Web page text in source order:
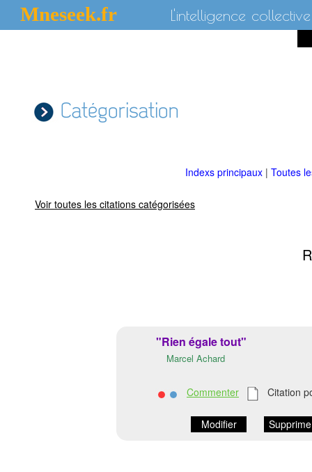
Mneseek.fr L'intelligence collective
Catégorisation
Indexs principaux | Toutes
Voir toutes les citations catégorisées
"Rien égale tout"
Marcel Achard
Commenter Citation
Modifier